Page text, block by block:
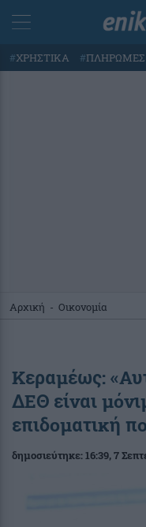
#ΧΡΗΣΤΙΚΑ #ΠΛΗΡΩΜΕΣ
Αρχική - Οικονομία
Κεραμέως:
ΔΕΘ είναι
επιδοματική
δημοσιεύτηκε:16:39, 7